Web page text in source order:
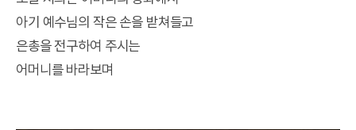
아기 예수님의 작은 손을 받쳐들고
은총을 전구하여 주시는
어머니를 바라보며